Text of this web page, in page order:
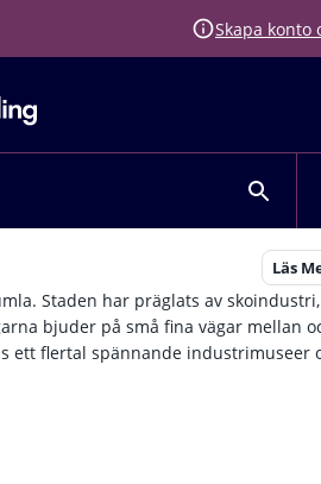
Skapa konto
Läs
Staden har präglats av
bjuder på små fina vägar mellan
ett flertal spännande industrimuseer